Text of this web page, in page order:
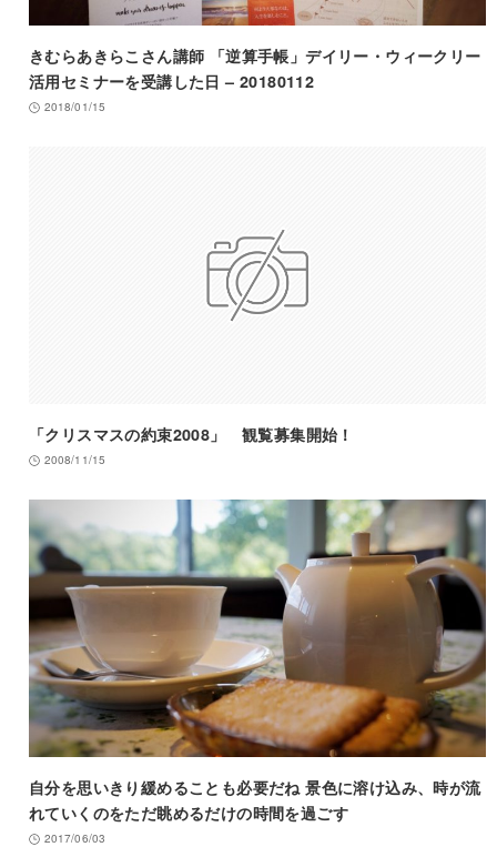
きむらあきらこさん講師 「逆算手帳」デイリー・ウィークリー
活用セミナーを受講した日 – 20180112
2018/01/15
「クリスマスの約束2008」 観覧募集開始！
2008/11/15
自分を思いきり緩めることも必要だね 景色に溶け込み、時が流
れていくのをただ眺めるだけの時間を過ごす
2017/06/03